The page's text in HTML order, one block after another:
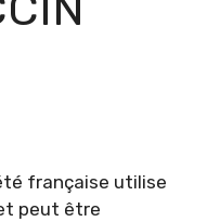
française utilise
peut être